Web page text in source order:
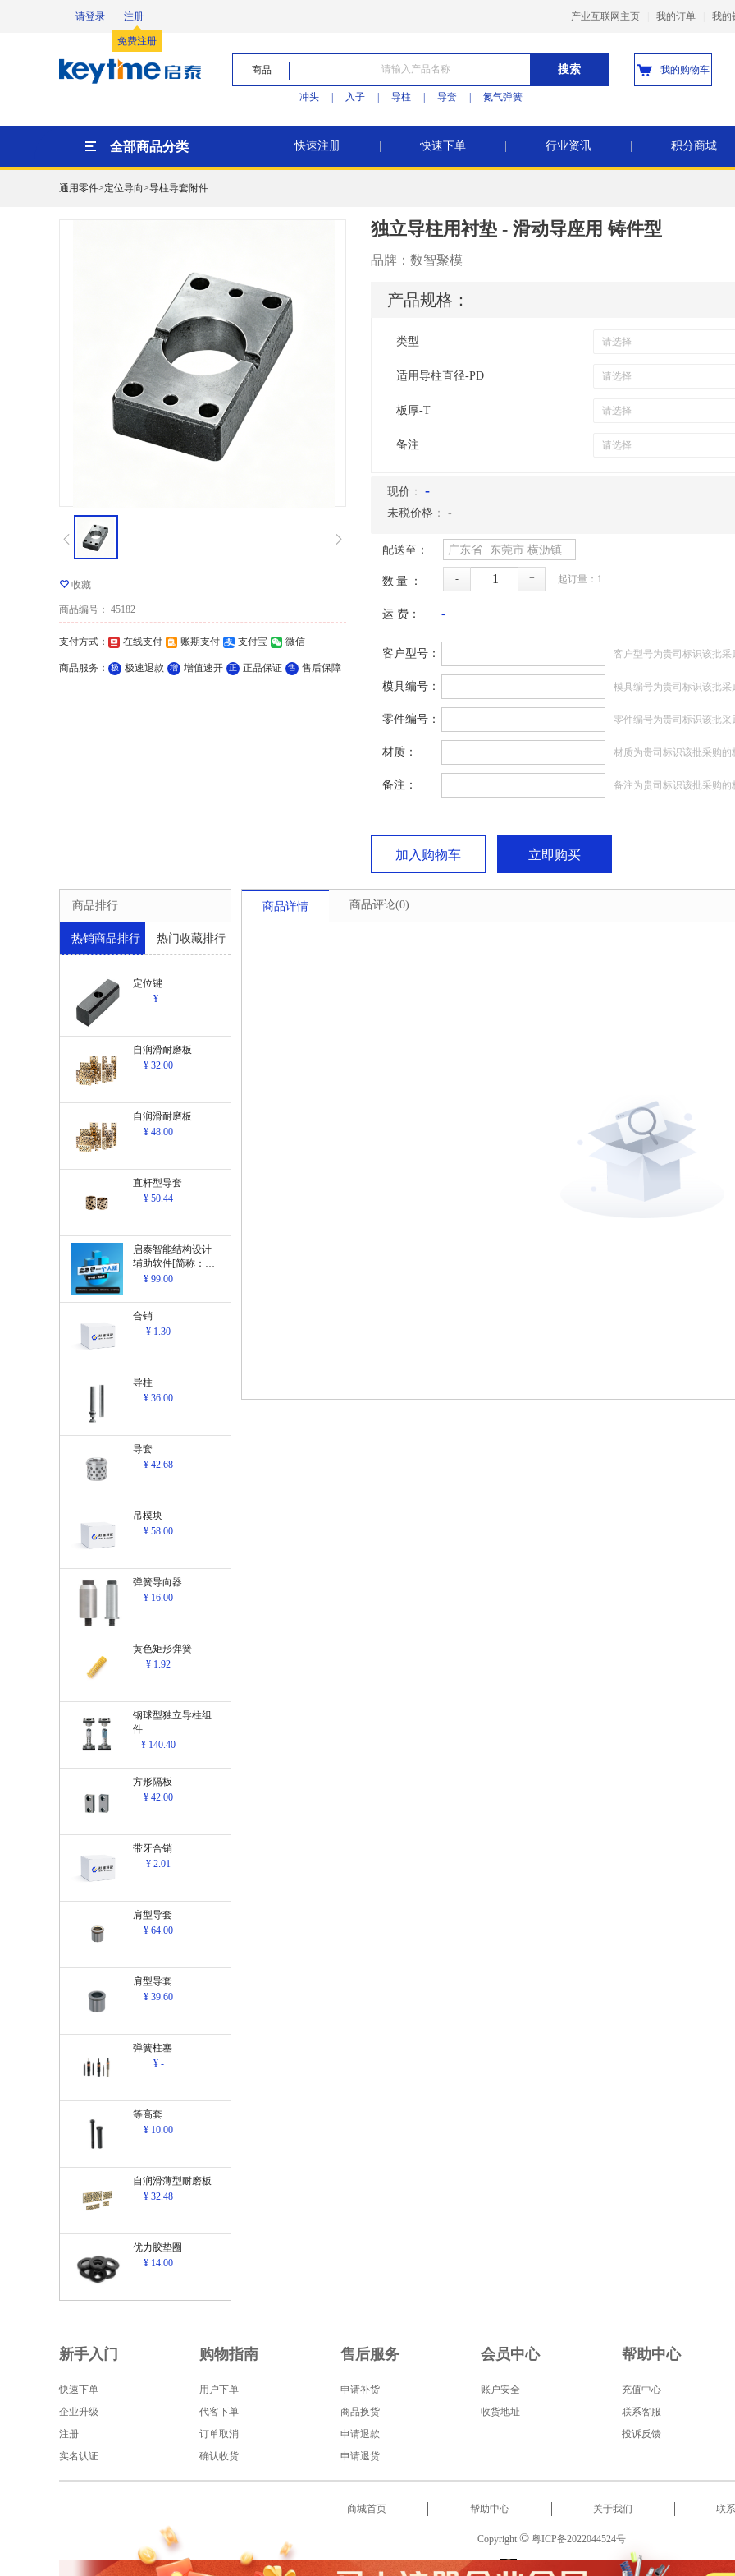
请登录 注册
免费注册
产业互联网主页 我的订单 我的
商品 搜索
冲头 入子 导柱 导套 氮气弹簧
我的购物车
全部商品分类 快速注册 快速下单 行业资讯 积分商城
通用零件>定位导向>导柱导套附件
收藏
商品编号 ： 45182
支付方式 ： 在线支付 账期支付 支付宝 微信
商品服务 ： 极 极速退款 增 增值速开 正 正品保证 售 售后保障
独立导柱用衬垫 - 滑动导座用 铸件型
品牌： 数智聚模
产品规格：
类型
适用导柱直径-PD
板厚-T
备注
现价 ： -
未税价格 ： -
配送至： 广东省 东莞市 横沥镇
数量： - + 起订量： 1
运 费： -
客户型号： 客户型号为贵司标识该批采
模具编号： 模具编号为贵司标识该批采
零件编号： 零件编号为贵司标识该批采
材质： 材质为贵司标识该批采购的
备注： 备注为贵司标识该批采购的
加入购物车 立即购买
商品排行
热销商品排行 热门收藏排行
定位键
¥ -
自润滑耐磨板
¥ 32.00
自润滑耐磨板
¥ 48.00
直杆型导套
¥ 50.44
启泰智能结构设计
辅助软件[简称：结
构设计辅助软
¥ 99.00
合销
¥ 1.30
导柱
¥ 36.00
导套
¥ 42.68
吊模块
¥ 58.00
弹簧导向器
¥ 16.00
黄色矩形弹簧
¥ 1.92
钢球型独立导柱组
件
¥ 140.40
方形隔板
¥ 42.00
带牙合销
¥ 2.01
肩型导套
¥ 64.00
肩型导套
¥ 39.60
弹簧柱塞
¥ -
等高套
¥ 10.00
自润滑薄型耐磨板
¥ 32.48
优力胶垫圈
¥ 14.00
商品详情 商品评论(0)
新手入门
快速下单
企业升级
注册
实名认证
购物指南
用户下单
代客下单
订单取消
确认收货
售后服务
申请补货
商品换货
申请退款
申请退货
会员中心
账户安全
收货地址
帮助中心
充值中心
联系客服
投诉反馈
商城首页 帮助中心 关于我们 联
Copyright © 粤ICP备2022044524号
18566522853 2022 东莞市启泰智能科技有限公司 版权所有